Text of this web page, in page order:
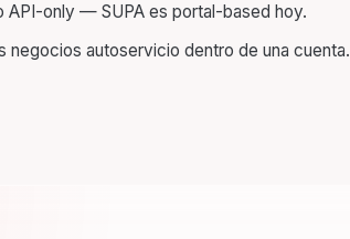
API-only — SUPA es portal-based hoy.
negocios autoservicio dentro de una cuenta.